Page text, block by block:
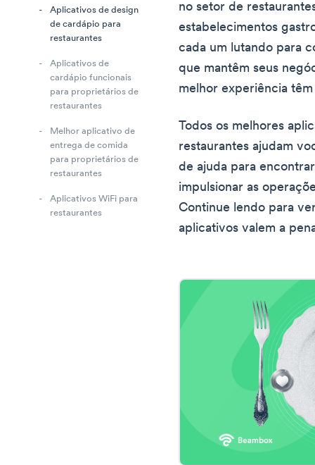
Aplicativos de design
de cardápio para
restaurantes
Aplicativos de
cardápio funcionais
para proprietários de
restaurantes
Melhor aplicativo de
entrega de comida
para proprietários de
restaurantes
Aplicativos WiFi para
restaurantes
no setor de
estabelecimentos
cada um lutando para
que mantêm seus
melhor experiência
Todos os melhores
restaurantes ajudam
de ajuda para
impulsionar as
Continue lendo para
aplicativos valem a